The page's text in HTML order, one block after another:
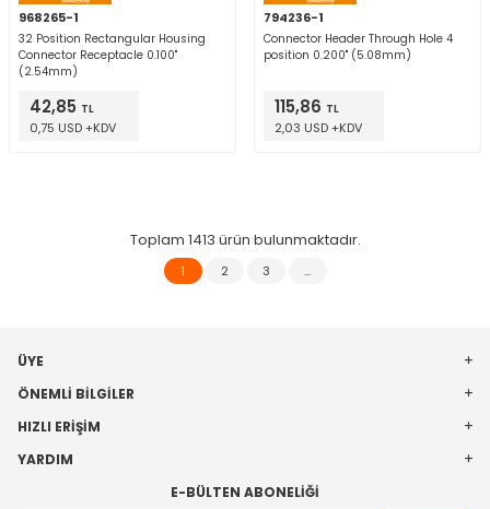
968265-1
32 Position Rectangular Housing
Connector Receptacle 0.100"
(2.54mm)
42,85 TL
0,75 USD +KDV
794236-1
Connector Header Through Hole 4
position 0.200" (5.08mm)
115,86 TL
2,03 USD +KDV
Toplam 1413 ürün bulunmaktadır.
1 2 3 …
ÜYE
ÖNEMLI BILGILER
HIZLI ERIŞIM
YARDIM
E-BÜLTEN ABONELIĞI